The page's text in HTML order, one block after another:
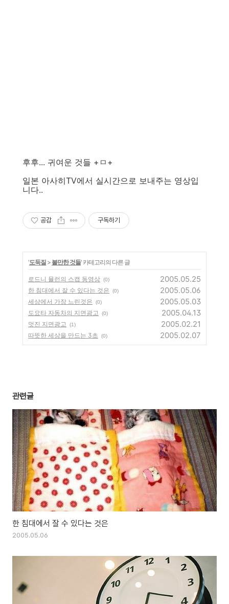
후후... 귀여운 것들 +ㅁ+
일본 아사히TV에서 실시간으로 보내주는 영상입
니다..
공감 구독하기
'도둑질 > 볼만한 것들' 카테고리의 다른 글
로드니 뮬런의 스캡 동영상 (0) 2005.05.25
한 침대에서 잘 수 있다는 것은 (0) 2005.05.06
세상에서 가장 느린것은 (0) 2005.05.03
도요타 자동차의 지면광고 (0) 2005.04.13
멋진 지면광고 (1) 2005.02.21
따뜻한 세상을 만드는 3초 (0) 2005.02.07
관련글
한 침대에서 잘 수 있다는 것은
2005.05.06